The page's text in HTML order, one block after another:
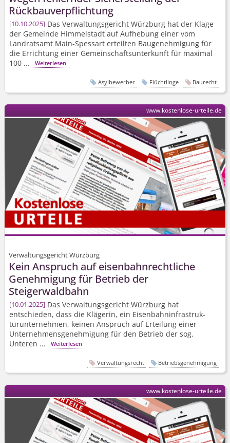
Rückbauver­pflichtung
10.10.2025 Das Verwaltungsgericht Würzburg hat der Klage
der Gemeinde Himmelstadt auf Aufhebung einer vom
Landratsamt Main-Spessart erteilten Baugenehmigung für
die Errichtung einer Gemeinschafts­unterkunft für maximal
100 ...
Weiterlesen
Asylbewerber Flüchtlinge Baurecht
Verwaltungsgericht Würzburg
Kein Anspruch auf eisenbahnrechtliche
Genehmigung für Betrieb der
Steigerwaldbahn
10.01.2025 Das Verwaltungsgericht Würzburg hat
entschieden, dass die Klägerin, ein Eisenbahn­infrastruk­
turunternehmen, keinen Anspruch auf Erteilung einer
Unternehmens­genehmigung für den Betrieb der sog.
Unteren ...
Weiterlesen
www.kostenlose-urteile.de
Verwaltungsrecht Betriebsgenehmigung
www.kostenlose-urteile.de